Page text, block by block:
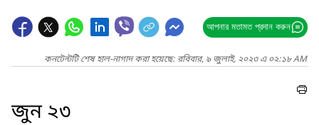
আপনার মতামত প্রদান করুন
কনটেন্টটি শেষ হাল-নাগাদ করা হয়েছে: রবিবার, ৯ জুলাই, ২০২৩ এ ০২:১৮ AM
জুন ২৩